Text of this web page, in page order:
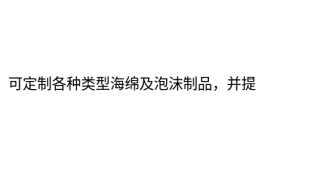
定制各种类型海绵及泡沫制品，并提